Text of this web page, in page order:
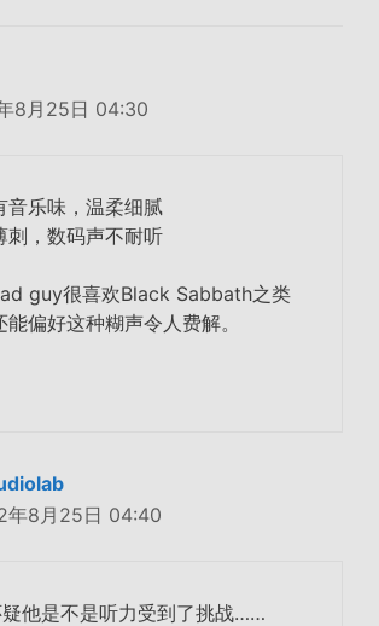
8月25日 04:30
音乐味，温柔细腻
刺，数码声不耐听
guy很喜欢Black Sabbath之类
偏好这种糊声令人费解。
年8月25日 04:40
他是不是听力受到了挑战……